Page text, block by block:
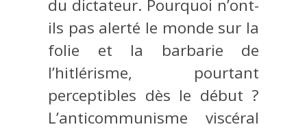
du dictateur. Pourquoi n’ont-
ils pas alerté le monde sur la
folie et la barbarie de
l’hitlérisme, pourtant
perceptibles dès le début ?
L’anticommunisme viscéral